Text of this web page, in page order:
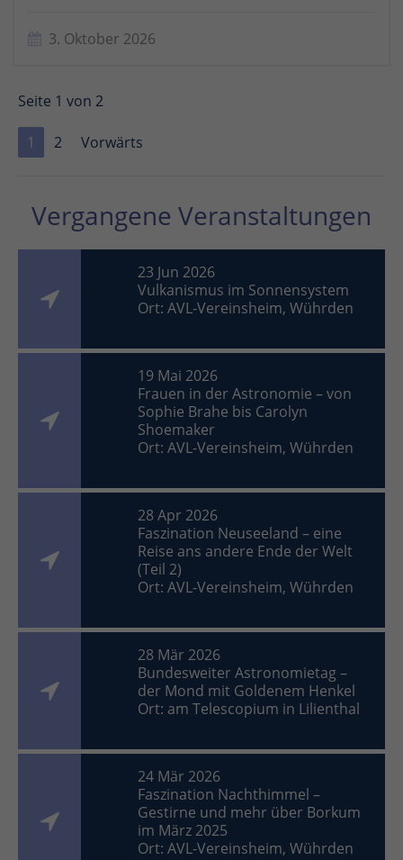
3. Oktober 2026
Seite 1 von 2
1 2 Vorwärts
Vergangene Veranstaltungen
23 Jun 2026
Vulkanismus im Sonnensystem
Ort: AVL-Vereinsheim, Wührden
19 Mai 2026
Frauen in der Astronomie – von
Sophie Brahe bis Carolyn
Shoemaker
Ort: AVL-Vereinsheim, Wührden
28 Apr 2026
Faszination Neuseeland – eine
Reise ans andere Ende der Welt
(Teil 2)
Ort: AVL-Vereinsheim, Wührden
28 Mär 2026
Bundesweiter Astronomietag –
der Mond mit Goldenem Henkel
Ort: am Telescopium in Lilienthal
24 Mär 2026
Faszination Nachthimmel –
Gestirne und mehr über Borkum
im März 2025
Ort: AVL-Vereinsheim, Wührden